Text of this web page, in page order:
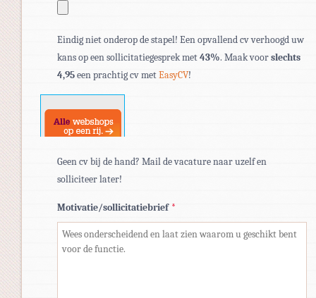
bestandstypen:
pdf,
doc,
docx.
Eindig niet onderop de stapel! Een opvallend cv verhoogd uw
kans op een sollicitatiegesprek met43%. Maak voorslechts
4,95een prachtig cv metEasyCV!
Geen cv bij de hand? Mail de vacature naar uzelf en
solliciteer later!
Motivatie/sollicitatiebrief *